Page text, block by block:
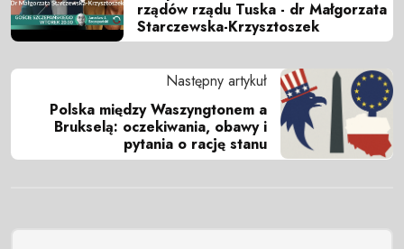
rządów rządu Tuska - dr Małgorzata
Starczewska-Krzysztoszek
Następny artykuł
Polska między Waszyngtonem a
Brukselą: oczekiwania, obawy i
pytania o rację stanu